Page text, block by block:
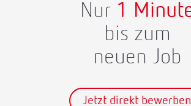
Nur 1
bis zum
neuen Job
Jetzt direkt bewerben